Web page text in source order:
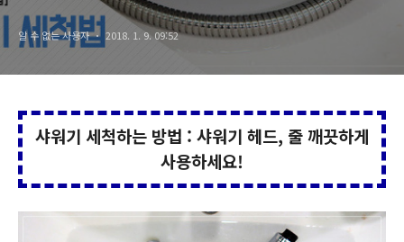
알 수 없는 사용자 2018. 1. 9. 09:52
샤워기 세척하는 방법 : 샤워기 헤드, 줄 깨끗하게
사용하세요!